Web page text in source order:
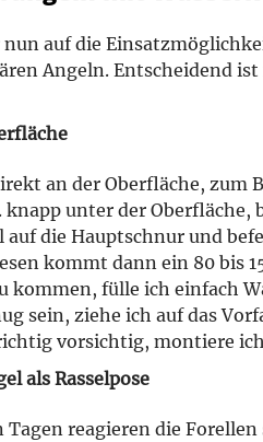
nun auf die
Angeln. Entscheidend
an der Oberfläche, zum
knapp unter der Oberfläche,
auf die Hauptschnur und
kommt dann ein 80 bis
kommen, fülle ich einfach
sein, ziehe ich auf das
vorsichtig, montiere
als Rasselpose
Tagen reagieren die